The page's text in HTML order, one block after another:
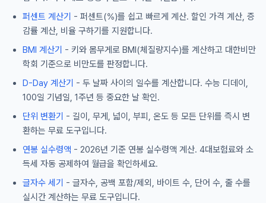
퍼센트 계산기 - 퍼센트(%)를 쉽고 빠르게 계산. 할인 가격 계산, 증
감률 계산, 비율 구하기를 지원합니다.
BMI 계산기 - 키와 몸무게로 BMI(체질량지수)를 계산하고 대한비만
학회 기준으로 비만도를 판정합니다.
D-Day 계산기 - 두 날짜 사이의 일수를 계산합니다. 수능 디데이,
100일 기념일, 1주년 등 중요한 날 확인.
단위 변환기 - 길이, 무게, 넓이, 부피, 온도 등 모든 단위를 즉시 변
환하는 무료 도구입니다.
연봉 실수령액 - 2026년 기준 연봉 실수령액 계산. 4대보험료와 소
득세 자동 공제하여 월급을 확인하세요.
글자수 세기 - 글자수, 공백 포함/제외, 바이트 수, 단어 수, 줄 수를
실시간 계산하는 무료 도구입니다.